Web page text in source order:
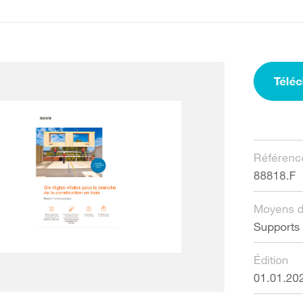
88818.F
Moyens
Supports
Édition